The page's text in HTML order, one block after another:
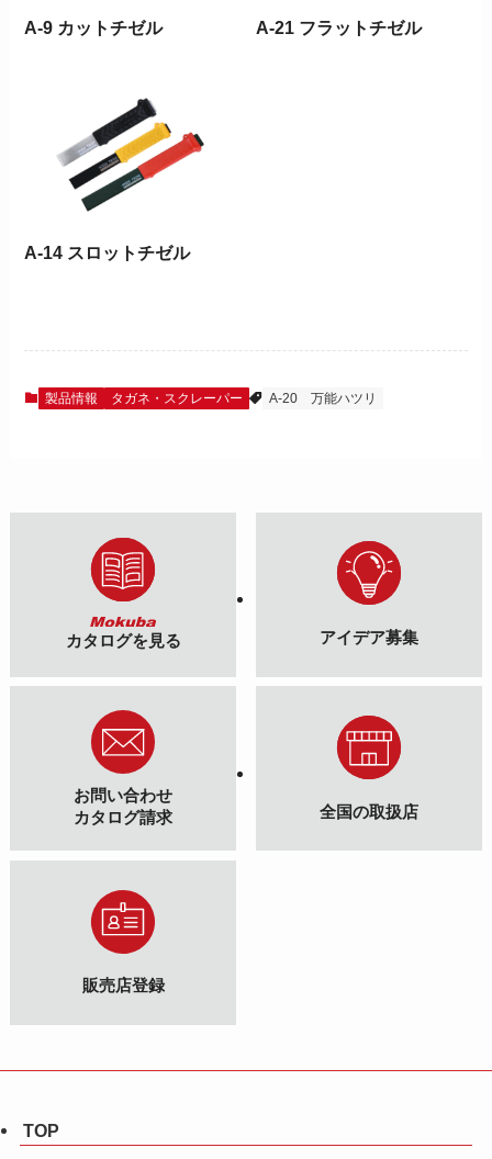
A-9 カットチゼル A-21 フラットチゼル
A-14 スロットチゼル
製品情報 タガネ・スクレーパー A-20 万能ハツリ
カタログを見る アイデア募集
お問い合わせ
カタログ請求
全国の取扱店
販売店登録
TOP